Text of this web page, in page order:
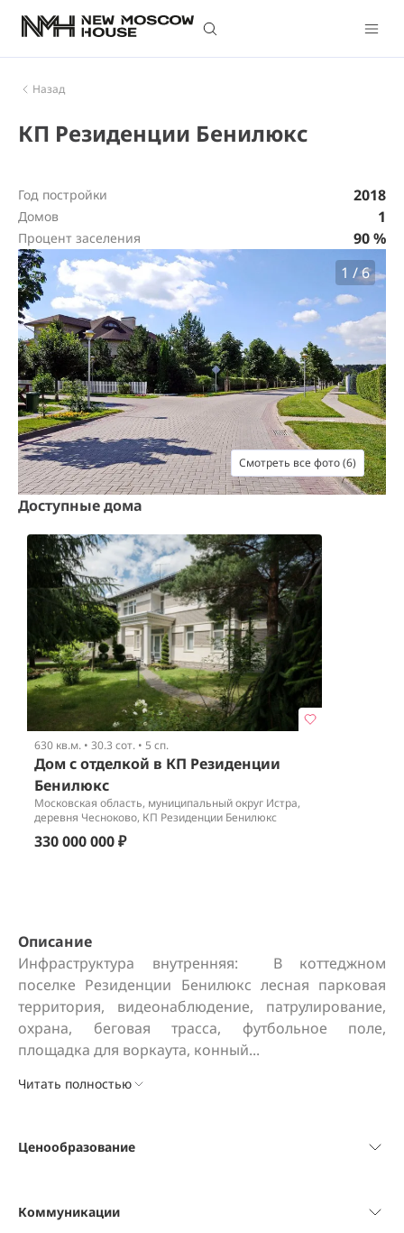
Назад
КП Резиденции Бенилюкс
Год постройки 2018
Домов 1
Процент заселения
90 %
1 /6
Смотреть все фото (6)
Доступные дома
630 кв.м. • 30.3 сот. • 5 сп.
Дом с отделкой в КП Резиденции
Бенилюкс
Московская область, муниципальный округ Истра,
деревня Чесноково, КП Резиденции Бенилюкс
330 000 000 ₽
Описание
Инфраструктура внутренняя:  В коттеджном
поселке Резиденции Бенилюкс лесная парковая
территория, видеонаблюдение, патрулирование,
охрана, беговая трасса, футбольное поле,
площадка для воркаута, конный...
Читать полностью
Ценообразование
Коммуникации